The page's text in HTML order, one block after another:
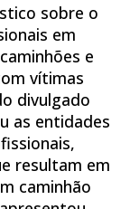
sobre o
em
e
vítimas
divulgado
as entidades
resultam em
caminhão